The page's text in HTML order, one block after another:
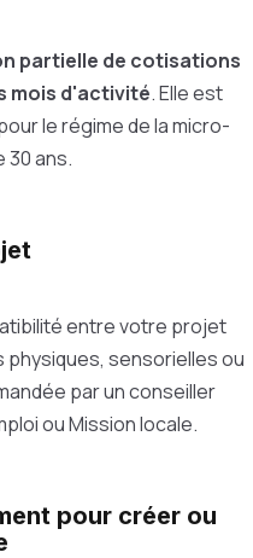
partielle de cotisations
mois d'activité. Elle est
le régime de la micro-
30 ans.
entre votre projet
sensorielles ou
par un conseiller
ou Mission locale.
pour créer ou